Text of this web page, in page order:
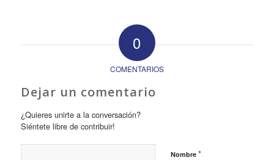
0
COMENTARIOS
Dejar un comentario
¿Quieres unirte a la conversación?
Siéntete libre de contribuir!
Nombre *